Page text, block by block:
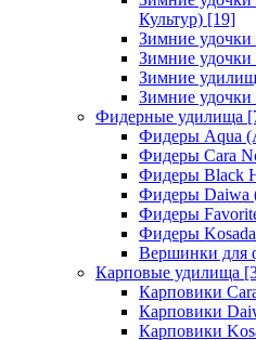
Культур) [19]
Зимние удочки
Зимние удочки
Зимние
Зимние удочки
Фидерные удилища
Фидеры Aqua
Фидеры Cara
Фидеры Black
Фидеры Daiwa
Фидеры
Фидеры
Вершинки для
Карповые удилища
Карповики
Карповики
Карповики